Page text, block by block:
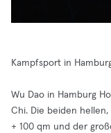
Kampfsport in
Wu Dao in Hamburg
Chi. Die beiden
+ 100 qm und der